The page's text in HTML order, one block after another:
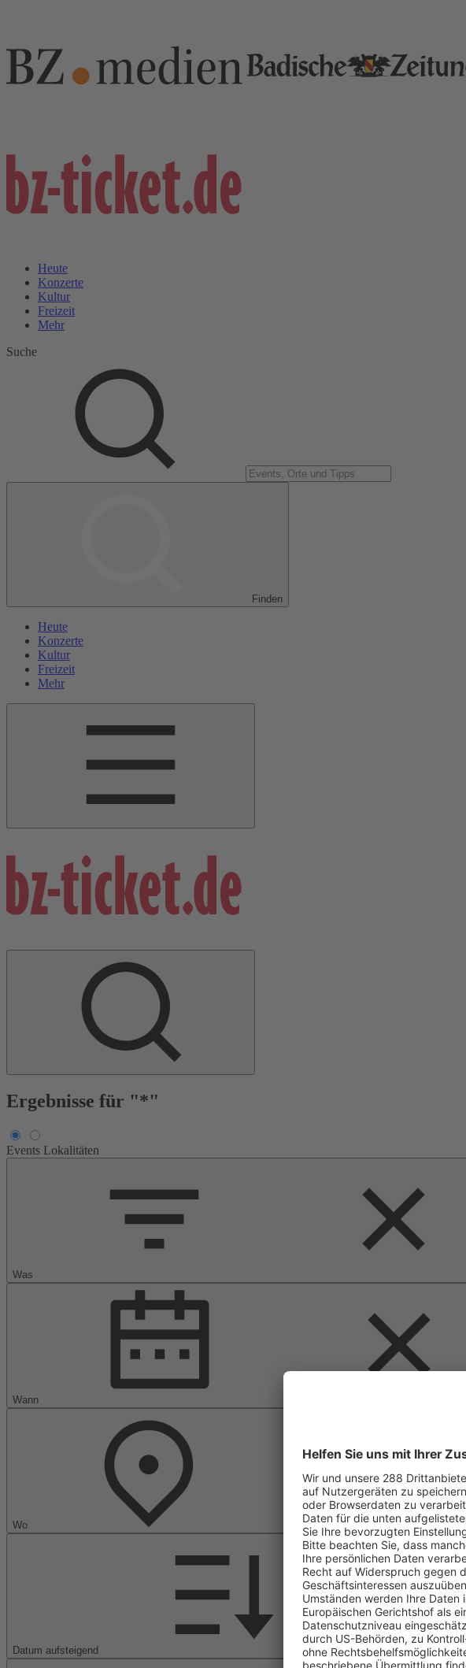
Heute
Konzerte
Kultur
Freizeit
Mehr
Suche
Finden
Heute
Konzerte
Kultur
Freizeit
Mehr
Ergebnisse für "*"
Events Lokalitäten
Was
Wann
Wo
Datum aufsteigend